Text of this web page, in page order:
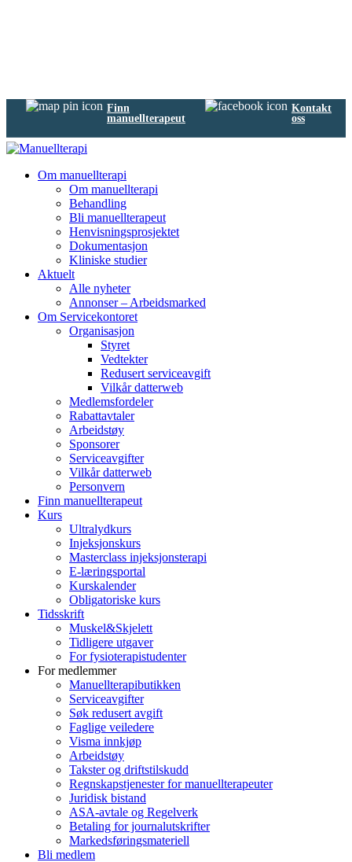
Finn
manuellterapeut
Kontakt
oss
Om manuellterapi
Om manuellterapi
Behandling
Bli manuellterapeut
Henvisningsprosjektet
Dokumentasjon
Kliniske studier
Aktuelt
Alle nyheter
Annonser – Arbeidsmarked
Om Servicekontoret
Organisasjon
Styret
Vedtekter
Redusert serviceavgift
Vilkår datterweb
Medlemsfordeler
Rabattavtaler
Arbeidstøy
Sponsorer
Serviceavgifter
Vilkår datterweb
Personvern
Finn manuellterapeut
Kurs
Ultralydkurs
Injeksjonskurs
Masterclass injeksjonsterapi
E-læringsportal
Kurskalender
Obligatoriske kurs
Tidsskrift
Muskel&Skjelett
Tidligere utgaver
For fysioterapistudenter
For medlemmer
Manuellterapibutikken
Serviceavgifter
Søk redusert avgift
Faglige veiledere
Visma innkjøp
Arbeidstøy
Takster og driftstilskudd
Regnskapstjenester for manuellterapeuter
Juridisk bistand
ASA-avtale og Regelverk
Betaling for journalutskrifter
Markedsføringsmateriell
Bli medlem